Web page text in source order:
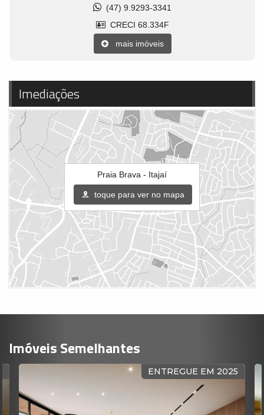
(47) 9.9293-3341
CRECI 68.334F
mais imóveis
Imediações
Praia Brava - Itajaí
toque para ver no mapa
Imóveis Semelhantes
ENTREGUE EM 2025